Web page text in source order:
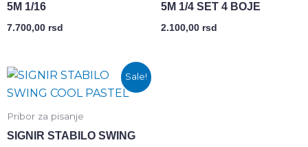
5M 1/16
7.700,00 rsd
5M 1/4 SET 4 BOJE
2.100,00 rsd
Sale!
Pribor za pisanje
SIGNIR STABILO SWING
Оригинална
је
200,00 rsd.
Тренутна
цена
је: